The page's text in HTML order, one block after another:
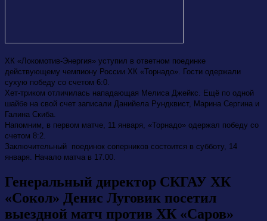
ХК «Локомотив-Энергия» уступил в ответном поединке
действующему чемпиону России ХК «Торнадо». Гости одержали
сухую победу со счетом 6:0.
Хет-триком отличилась нападающая Мелиса Джейкс. Ещё по одной
шайбе на свой счет записали Данийела Рундквист, Марина Сергина и
Галина Скиба.
Напомним, в первом матче, 11 января, «Торнадо» одержал победу со
счетом 8:2.
Заключительный поединок соперников состоится в субботу, 14
января. Начало матча в 17.00.
Генеральный директор СКГАУ ХК
«Сокол» Денис Луговик посетил
выездной матч против ХК «Саров»